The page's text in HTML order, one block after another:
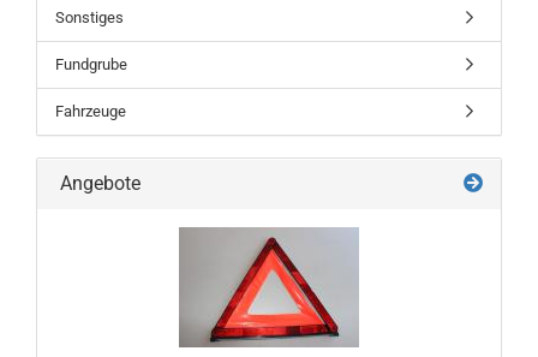
Sonstiges
Fundgrube
Fahrzeuge
Angebote